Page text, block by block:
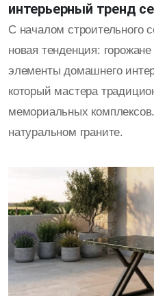
интерьерный тренд
С началом строительного
новая тенденция:
элементы домашнего
который мастера
мемориальных
натуральном граните.